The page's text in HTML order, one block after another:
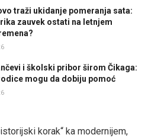
traži ukidanje pomeranja sata:
zauvek ostati na letnjem
i školski pribor širom Čikaga:
mogu da dobiju pomoć
korak“ ka modernijem,